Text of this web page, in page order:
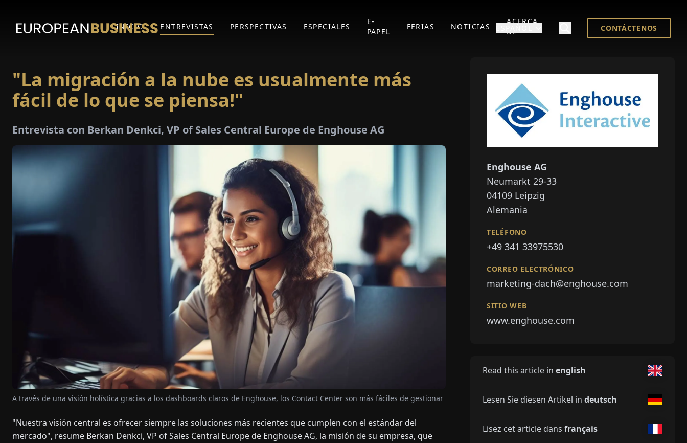
INICIO ENTREVISTAS PERSPECTIVAS ESPECIALES
E-
PAPEL
FERIAS NOTICIAS
ACERCA
DE
CONTÁCTENOS
"La migración a la nube es usualmente más
fácil de lo que se piensa!"
Entrevista con Berkan Denkci, VP of Sales Central Europe de Enghouse AG
A través de una visión holística gracias a los dashboards claros de Enghouse, los Contact Center son más fáciles de gestionar
"Nuestra visión central es ofrecer siempre las soluciones más recientes que cumplen con el estándar del
mercado", resume Berkan Denkci, VP of Sales Central Europe de Enghouse AG, la misión de su empresa, que
Enghouse AG
Neumarkt 29-33
04109 Leipzig
Alemania
TELÉFONO
+49 341 33975530
CORREO ELECTRÓNICO
marketing-dach@enghouse.com
SITIO WEB
www.enghouse.com
Read this article in english
Lesen Sie diesen Artikel in deutsch
Lisez cet article dans français